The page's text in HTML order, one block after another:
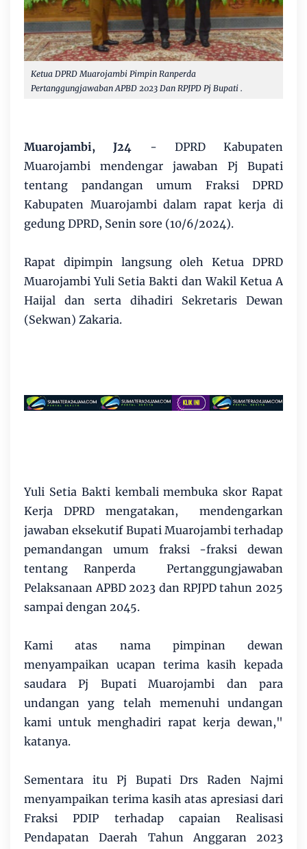
Ketua DPRD Muarojambi Pimpin Ranperda
Pertanggungjawaban APBD 2023 Dan RPJPD Pj Bupati .
Muarojambi, J24 - DPRD Kabupaten
Muarojambi mendengar jawaban Pj Bupati
tentang pandangan umum Fraksi DPRD
Kabupaten Muarojambi dalam rapat kerja di
gedung DPRD, Senin sore (10/6/2024).
Rapat dipimpin langsung oleh Ketua DPRD
Muarojambi Yuli Setia Bakti dan Wakil Ketua A
Haijal dan serta dihadiri Sekretaris Dewan
(Sekwan) Zakaria.
Yuli Setia Bakti kembali membuka skor Rapat
Kerja DPRD mengatakan, mendengarkan
jawaban eksekutif Bupati Muarojambi terhadap
pemandangan umum fraksi -fraksi dewan
tentang Ranperda Pertanggungjawaban
Pelaksanaan APBD 2023 dan RPJPD tahun 2025
sampai dengan 2045.
Kami atas nama pimpinan dewan
menyampaikan ucapan terima kasih kepada
saudara Pj Bupati Muarojambi dan para
undangan yang telah memenuhi undangan
kami untuk menghadiri rapat kerja dewan,"
katanya.
Sementara itu Pj Bupati Drs Raden Najmi
menyampaikan terima kasih atas apresiasi dari
Fraksi PDIP terhadap capaian Realisasi
Pendapatan Daerah Tahun Anggaran 2023